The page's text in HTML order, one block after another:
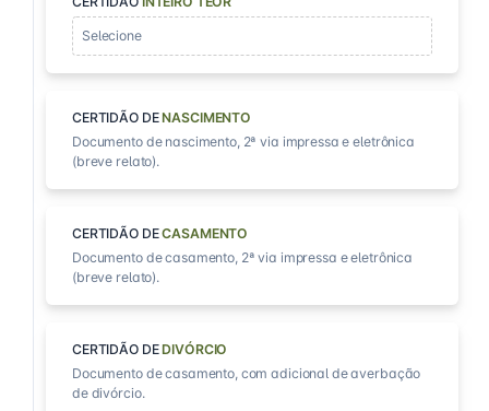
Selecione
CERTIDÃO DENASCIMENTO
Documento de nascimento, 2ª via impressa e eletrônica
(breve relato).
CERTIDÃO DECASAMENTO
Documento de casamento, 2ª via impressa e eletrônica
(breve relato).
CERTIDÃO DEDIVÓRCIO
Documento de casamento, com adicional de averbação
de divórcio.